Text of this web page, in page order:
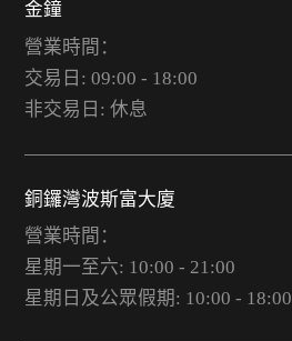
金鐘
營業時間：
交易日: 09:00 - 18:00
非交易日: 休息
銅鑼灣波斯富大廈
營業時間：
星期一至六: 10:00 - 21:00
星期日及公眾假期: 10:00 - 18:00